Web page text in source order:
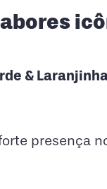
&
presença